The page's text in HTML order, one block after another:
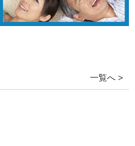
一覧へ >